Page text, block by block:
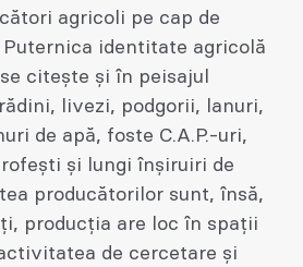
agricoli pe cap de
Puternica identitate agricolă
citește și în peisajul
livezi, podgorii, lanuri,
de apă, foste C.A.P.-uri,
și lungi înșiruiri de
producătorilor sunt, însă,
producția are loc în spații
de cercetare și